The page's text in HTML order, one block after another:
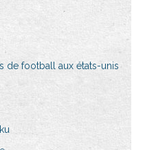
de football aux états-unis